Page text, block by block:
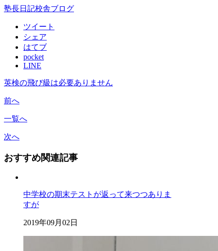
塾長日記校舎ブログ
ツイート
シェア
はてブ
pocket
LINE
英検の飛び級は必要ありません
前へ
一覧へ
次へ
おすすめ関連記事
中学校の期末テストが返って来つつありま
すが
2019年09月02日